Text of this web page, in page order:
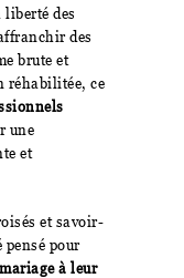
liberté des
des
brute et
réhabilitée, ce
une
et
et savoir-
pour
mariage à leur